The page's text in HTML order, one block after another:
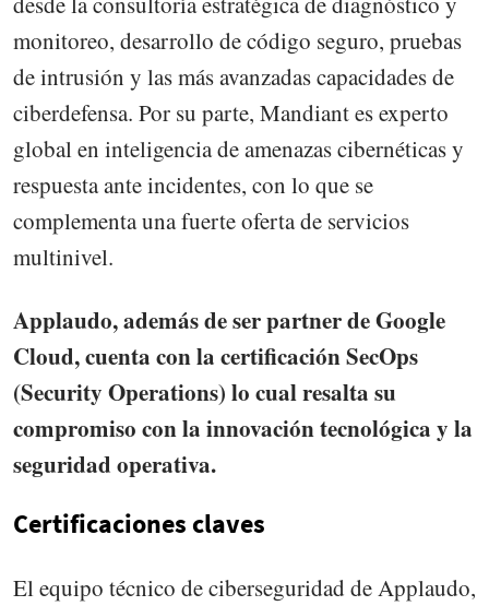
monitoreo, desarrollo de código seguro, pruebas
de intrusión y las más avanzadas capacidades de
ciberdefensa. Por su parte, Mandiant es experto
global en inteligencia de amenazas cibernéticas y
respuesta ante incidentes, con lo que se
complementa una fuerte oferta de servicios
multinivel.
Applaudo, además de ser partner de Google
Cloud, cuenta con la certificación SecOps
(Security Operations) lo cual resalta su
compromiso con la innovación tecnológica y la
seguridad operativa.
Certificaciones claves
El equipo técnico de ciberseguridad de Applaudo,